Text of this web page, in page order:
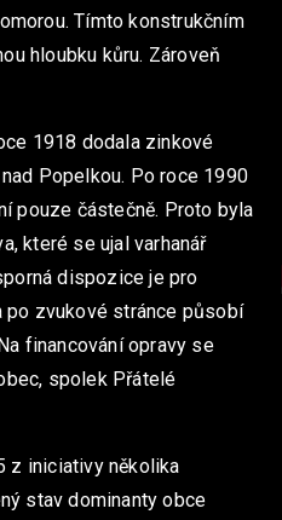
Tímto konstrukčním
hloubku kůru. Zároveň
1918 dodala zinkové
Popelkou. Po roce 1990
pouze částečně. Proto byla
které se ujal varhanář
dispozice je pro
zvukové stránce působí
financování opravy se
spolek Přátelé
z iniciativy několika
stav dominanty obce